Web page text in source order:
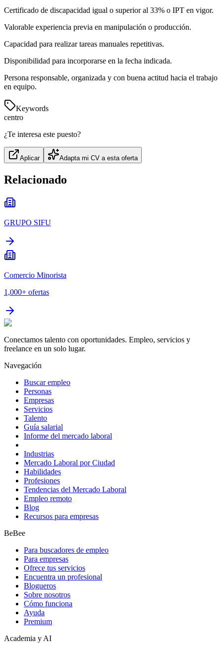
Certificado de discapacidad igual o superior al 33% o IPT en vigor.
Valorable experiencia previa en manipulación o producción.
Capacidad para realizar tareas manuales repetitivas.
Disponibilidad para incorporarse en la fecha indicada.
Persona responsable, organizada y con buena actitud hacia el trabajo
en equipo.
Keywords
centro
¿Te interesa este puesto?
Aplicar Adapta mi CV a esta oferta
Relacionado
GRUPO SIFU
Comercio Minorista
1,000+ ofertas
Conectamos talento con oportunidades. Empleo, servicios y
freelance en un solo lugar.
Navegación
Buscar empleo
Personas
Empresas
Servicios
Talento
Guía salarial
Informe del mercado laboral
Industrias
Mercado Laboral por Ciudad
Habilidades
Profesiones
Tendencias del Mercado Laboral
Empleo remoto
Blog
Recursos para empresas
BeBee
Para buscadores de empleo
Para empresas
Ofrece tus servicios
Encuentra un profesional
Blogueros
Sobre nosotros
Cómo funciona
Ayuda
Premium
Academia y AI